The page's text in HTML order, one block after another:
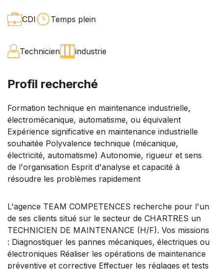
CDI Temps plein
Technicien industrie
Profil recherché
Formation technique en maintenance industrielle,
électromécanique, automatisme, ou équivalent
Expérience significative en maintenance industrielle
souhaitée Polyvalence technique (mécanique,
électricité, automatisme) Autonomie, rigueur et sens
de l'organisation Esprit d'analyse et capacité à
résoudre les problèmes rapidement
L'agence TEAM COMPETENCES recherche pour l'un
de ses clients situé sur le secteur de CHARTRES un
TECHNICIEN DE MAINTENANCE (H/F). Vos missions
: Diagnostiquer les pannes mécaniques, électriques ou
électroniques Réaliser les opérations de maintenance
préventive et corrective Effectuer les réglages et tests